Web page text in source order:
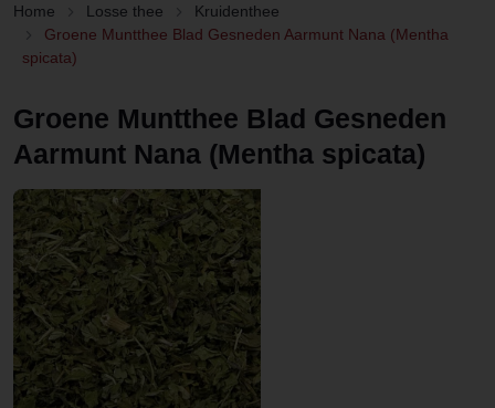
Home Losse thee
Kruidenthee
Groene Muntthee Blad Gesneden Aarmunt Nana (Mentha
spicata)
Groene Muntthee Blad Gesneden
Aarmunt Nana (Mentha spicata)